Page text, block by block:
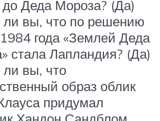
Деда Мороза? (Да)
ли вы, что по решению
года «Землей Деда
стала Лапландия? (Да)
ли вы, что
образ облик
придумал